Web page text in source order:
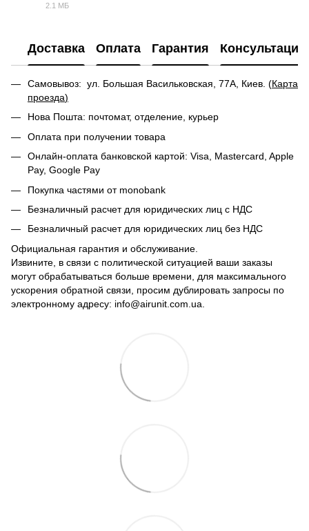
2.1 МБ
Доставка Оплата Гарантия Консультация
Самовывоз: ул. Большая Васильковская, 77А, Киев. (Карта
проезда)
Нова Пошта: почтомат, отделение, курьер
Оплата при получении товара
Онлайн-оплата банковской картой: Visa, Mastercard, Apple
Pay, Google Pay
Покупка частями от monobank
Безналичный расчет для юридических лиц с НДС
Безналичный расчет для юридических лиц без НДС
Официальная гарантия и обслуживание.
Извините, в связи с политической ситуацией ваши заказы
могут обрабатываться больше времени, для максимального
ускорения обратной связи, просим дублировать запросы по
электронному адресу: info@airunit.com.ua.